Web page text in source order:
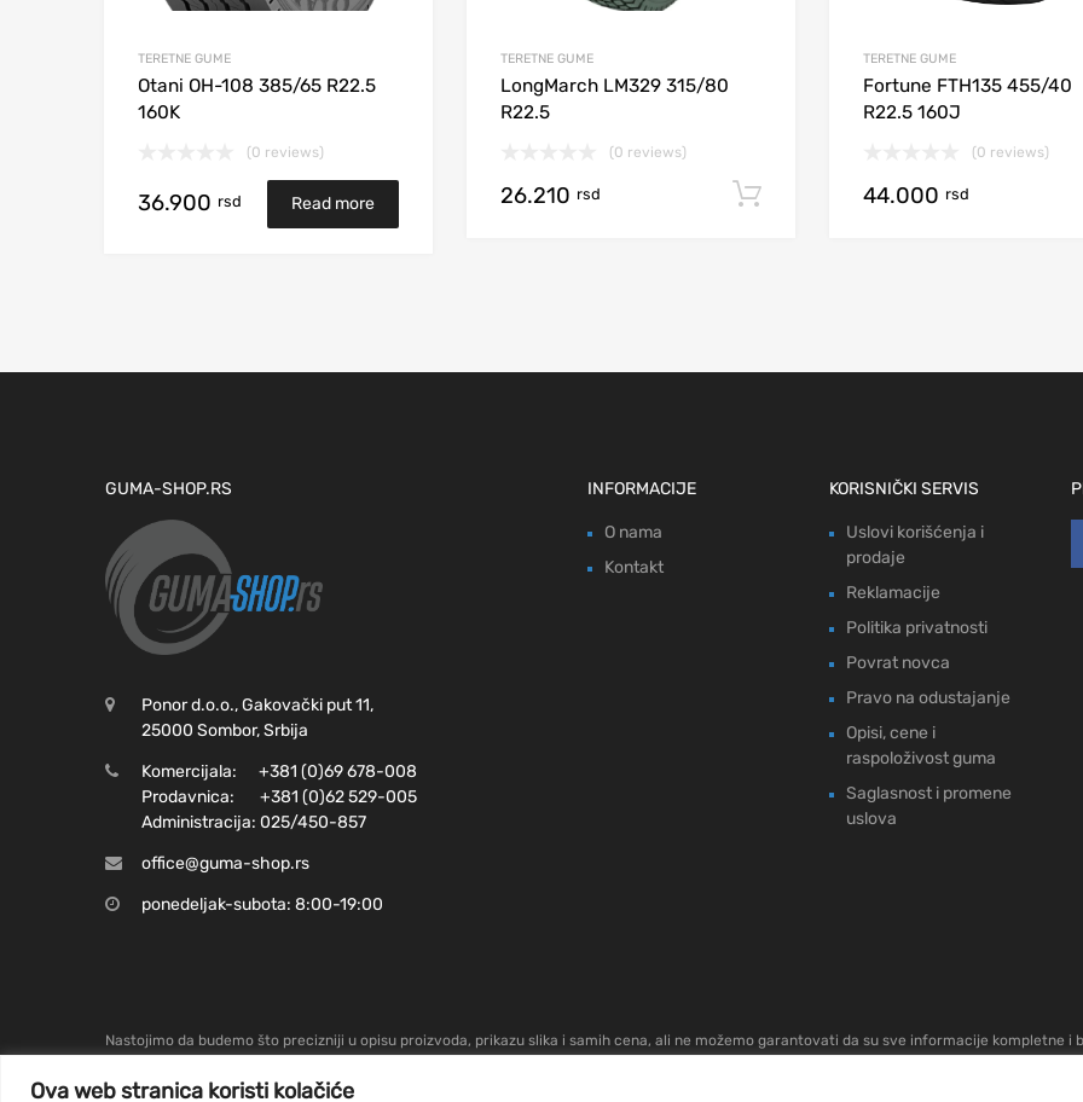
Ova web stranica koristi kolačiće
TERETNE GUME
Otani OH-108 385/65 R22.5
160K
(0 reviews)
36.900 rsd Read more
TERETNE GUME
LongMarch LM329 315/80
R22.5
(0 reviews)
26.210 rsd Add to cart
TERETNE GUME
Fortune FTH135 455/40
R22.5 160J
(0 reviews)
44.000 rsd
GUMA-SHOP.RS
Ponor d.o.o., Gakovački put 11,
25000 Sombor, Srbija
Komercijala: +381 (0)69 678-008
Prodavnica: +381 (0)62 529-005
Administracija: 025/450-857​
office@guma-shop.rs
ponedeljak-subota: 8:00-19:00
INFORMACIJE
O nama
Kontakt
KORISNIČKI SERVIS
Uslovi korišćenja i
prodaje
Reklamacije
Politika privatnosti
Povrat novca
Pravo na odustajanje
Opisi, cene i
raspoloživost guma
Saglasnost i promene
uslova
Nastojimo da budemo što precizniji u opisu proizvoda, prikazu slika i samih cena, ali ne možemo garantovati da su sve informacije kompletne i